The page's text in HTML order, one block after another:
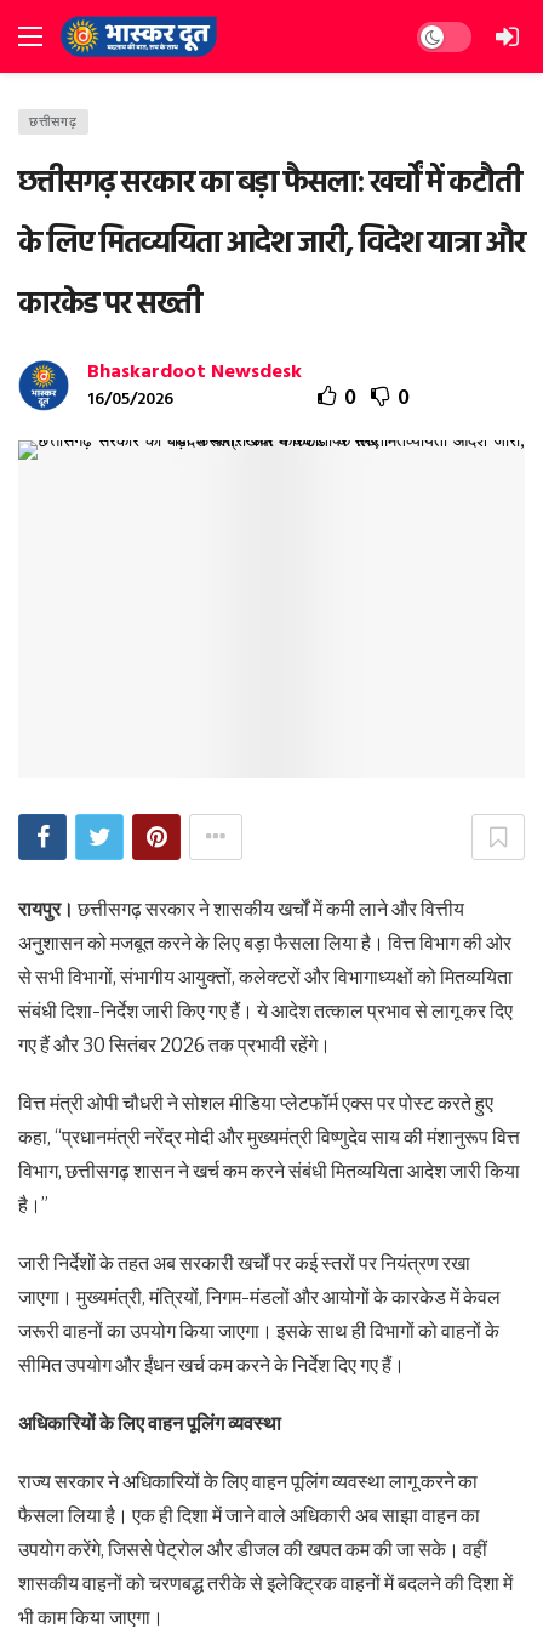
Dark mode
छत्तीसगढ़
छत्तीसगढ़ सरकार का बड़ा फैसला: खर्चों में कटौती
के लिए मितव्ययिता आदेश जारी, विदेश यात्रा और
कारकेड पर सख्ती
Bhaskardoot Newsdesk
16/05/2026 0 0
रायपुर। छत्तीसगढ़ सरकार ने शासकीय खर्चों में कमी लाने और वित्तीय
अनुशासन को मजबूत करने के लिए बड़ा फैसला लिया है। वित्त विभाग की ओर
से सभी विभागों, संभागीय आयुक्तों, कलेक्टरों और विभागाध्यक्षों को मितव्ययिता
संबंधी दिशा-निर्देश जारी किए गए हैं। ये आदेश तत्काल प्रभाव से लागू कर दिए
गए हैं और 30 सितंबर 2026 तक प्रभावी रहेंगे।
वित्त मंत्री ओपी चौधरी ने सोशल मीडिया प्लेटफॉर्म एक्स पर पोस्ट करते हुए
कहा, “प्रधानमंत्री नरेंद्र मोदी और मुख्यमंत्री विष्णुदेव साय की मंशानुरूप वित्त
विभाग, छत्तीसगढ़ शासन ने खर्च कम करने संबंधी मितव्ययिता आदेश जारी किया
है।”
जारी निर्देशों के तहत अब सरकारी खर्चों पर कई स्तरों पर नियंत्रण रखा
जाएगा। मुख्यमंत्री, मंत्रियों, निगम-मंडलों और आयोगों के कारकेड में केवल
जरूरी वाहनों का उपयोग किया जाएगा। इसके साथ ही विभागों को वाहनों के
सीमित उपयोग और ईंधन खर्च कम करने के निर्देश दिए गए हैं।
अधिकारियों के लिए वाहन पूलिंग व्यवस्था
राज्य सरकार ने अधिकारियों के लिए वाहन पूलिंग व्यवस्था लागू करने का
फैसला लिया है। एक ही दिशा में जाने वाले अधिकारी अब साझा वाहन का
उपयोग करेंगे, जिससे पेट्रोल और डीजल की खपत कम की जा सके। वहीं
शासकीय वाहनों को चरणबद्ध तरीके से इलेक्ट्रिक वाहनों में बदलने की दिशा में
भी काम किया जाएगा।